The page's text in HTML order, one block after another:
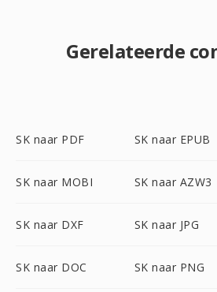
Gerelateerde
SK naar PDF SK naar EPUB
SK naar MOBI SK naar AZW3
SK naar DXF SK naar JPG
SK naar DOC SK naar PNG